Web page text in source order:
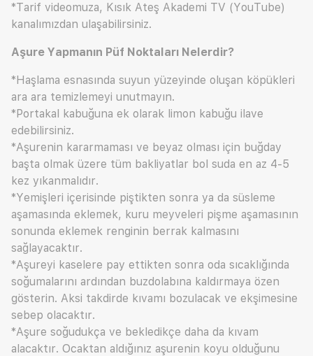
*Tarif videomuza, Kısık Ateş Akademi TV (YouTube)
kanalımızdan ulaşabilirsiniz.
Aşure Yapmanın Püf Noktaları Nelerdir?
*Haşlama esnasında suyun yüzeyinde oluşan köpükleri
ara ara temizlemeyi unutmayın.
*Portakal kabuğuna ek olarak limon kabuğu ilave
edebilirsiniz.
*Aşurenin kararmaması ve beyaz olması için buğday
başta olmak üzere tüm bakliyatlar bol suda en az 4-5
kez yıkanmalıdır.
*Yemişleri içerisinde piştikten sonra ya da süsleme
aşamasında eklemek, kuru meyveleri pişme aşamasının
sonunda eklemek renginin berrak kalmasını
sağlayacaktır.
*Aşureyi kaselere pay ettikten sonra oda sıcaklığında
soğumalarını ardından buzdolabına kaldırmaya özen
gösterin. Aksi takdirde kıvamı bozulacak ve ekşimesine
sebep olacaktır.
*Aşure soğudukça ve bekledikçe daha da kıvam
alacaktır. Ocaktan aldığınız aşurenin koyu olduğunu